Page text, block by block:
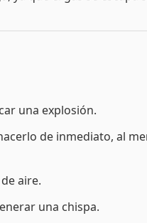
una explosión.
de inmediato, al
aire.
una chispa.